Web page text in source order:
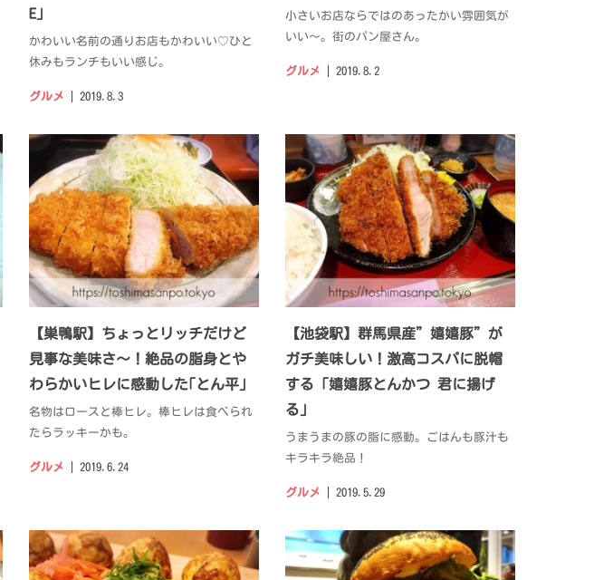
E」
かわいい名前の通りお店もかわいい♡ひと
休みもランチもいい感じ。
グルメ 2019.8.3
小さいお店ならではのあったかい雰囲気が
いい〜。街のパン屋さん。
グルメ 2019.8.2
【巣鴨駅】ちょっとリッチだけど
見事な美味さ〜！絶品の脂身とや
わらかいヒレに感動した｢とん平｣
名物はロースと棒ヒレ。棒ヒレは食べられ
たらラッキーかも。
グルメ 2019.6.24
【池袋駅】群馬県産”嬉嬉豚”が
ガチ美味しい！激高コスパに脱帽
する「嬉嬉豚とんかつ 君に揚げ
る」
うまうまの豚の脂に感動。ごはんも豚汁も
キラキラ絶品！
グルメ 2019.5.29